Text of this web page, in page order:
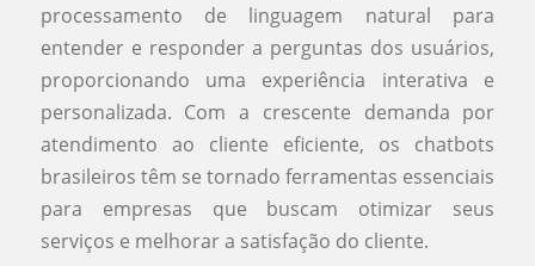
processamento de linguagem natural para
entender e responder a perguntas dos usuários,
proporcionando uma experiência interativa e
personalizada. Com a crescente demanda por
atendimento ao cliente eficiente, os chatbots
brasileiros têm se tornado ferramentas essenciais
para empresas que buscam otimizar seus
serviços e melhorar a satisfação do cliente.